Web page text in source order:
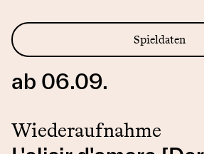
Spieldaten
ab 06.09.
Wiederaufnahme